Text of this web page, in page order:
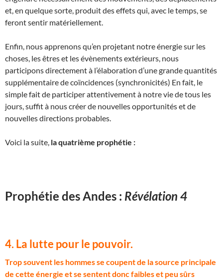
et, en quelque sorte, produit des effets qui, avec le temps, se
feront sentir matériellement.
Enfin, nous apprenons qu’en projetant notre énergie sur les
choses, les êtres et les évènements extérieurs, nous
participons directement à l’élaboration d’une grande quantités
supplémentaire de coïncidences (synchronicités) En fait, le
simple fait de participer attentivement à notre vie de tous les
jours, suffit à nous créer de nouvelles opportunités et de
nouvelles directions probables.
Voici la suite, la quatrième prophétie :
Prophétie des Andes : Révélation 4
4. La lutte pour le pouvoir.
Trop souvent les hommes se coupent de la source principale
de cette énergie et se sentent donc faibles et peu sûrs